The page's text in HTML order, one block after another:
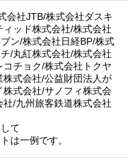
会社JTB/株式会社ダスキ
ィッド株式会社/株式会社
ン/株式会社日経BP/株式
/丸紅株式会社/株式会社
コチョク/株式会社トクヤ
株式会社/公益財団法人が
株式会社/サノフィ株式会
/九州旅客鉄道株式会社
て
は一例です。